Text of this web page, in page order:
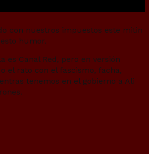
es Canal Red, pero en versión
el rato con el fascismo, facha,
tenemos en el gobierno a Ali